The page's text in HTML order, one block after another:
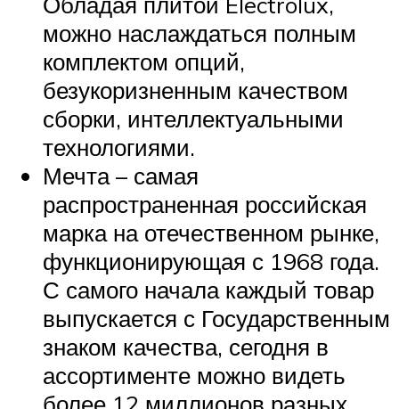
можно наслаждаться полным
комплектом опций,
безукоризненным качеством
сборки, интеллектуальными
технологиями.
Мечта – самая
распространенная российская
марка на отечественном рынке,
функционирующая с 1968 года.
С самого начала каждый товар
выпускается с Государственным
знаком качества, сегодня в
ассортименте можно видеть
более 12 миллионов разных